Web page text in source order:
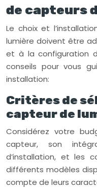
de capteurs
Le choix et
lumière doivent être
et à la configuration
conseils pour vous
installation:
Critères de
capteur de
Considérez votre
capteur, son
d’installation, et les
différents modèles
compte de leurs